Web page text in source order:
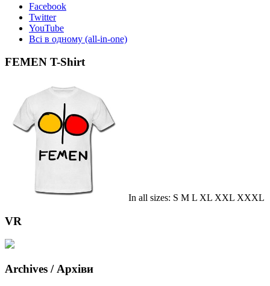
Facebook
Twitter
YouTube
Всі в одному (all-in-one)
FEMEN T-Shirt
In all sizes: S M L XL XXL XXXL
VR
Archives / Архіви